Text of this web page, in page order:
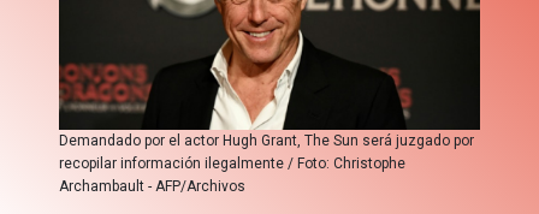
Demandado por el actor Hugh Grant, The Sun será juzgado por
recopilar información ilegalmente / Foto: Christophe
Archambault - AFP/Archivos